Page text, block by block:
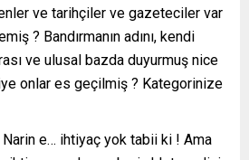
ve tarihçiler ve gazeteciler var
? Bandırmanın adını, kendi
ve ulusal bazda duyurmuş nice
onlar es geçilmiş ? Kategorinize
e… ihtiyaç yok tabii ki ! Ama